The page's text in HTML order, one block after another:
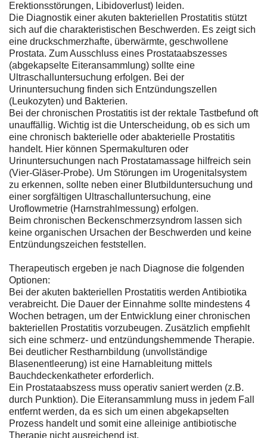
Erektionsstörungen, Libidoverlust) leiden.
Die Diagnostik einer akuten bakteriellen Prostatitis stützt
sich auf die charakteristischen Beschwerden. Es zeigt sich
eine druckschmerzhafte, überwärmte, geschwollene
Prostata. Zum Ausschluss eines Prostataabszesses
(abgekapselte Eiteransammlung) sollte eine
Ultraschalluntersuchung erfolgen. Bei der
Urinuntersuchung finden sich Entzündungszellen
(Leukozyten) und Bakterien.
Bei der chronischen Prostatitis ist der rektale Tastbefund oft
unauffällig. Wichtig ist die Unterscheidung, ob es sich um
eine chronisch bakterielle oder abakterielle Prostatitis
handelt. Hier können Spermakulturen oder
Urinuntersuchungen nach Prostatamassage hilfreich sein
(Vier-Gläser-Probe). Um Störungen im Urogenitalsystem
zu erkennen, sollte neben einer Blutbilduntersuchung und
einer sorgfältigen Ultraschalluntersuchung, eine
Uroflowmetrie (Harnstrahlmessung) erfolgen.
Beim chronischen Beckenschmerzsyndrom lassen sich
keine organischen Ursachen der Beschwerden und keine
Entzündungszeichen feststellen.
Therapeutisch ergeben je nach Diagnose die folgenden
Optionen:
Bei der akuten bakteriellen Prostatitis werden Antibiotika
verabreicht. Die Dauer der Einnahme sollte mindestens 4
Wochen betragen, um der Entwicklung einer chronischen
bakteriellen Prostatitis vorzubeugen. Zusätzlich empfiehlt
sich eine schmerz- und entzündungshemmende Therapie.
Bei deutlicher Restharnbildung (unvollständige
Blasenentleerung) ist eine Harnableitung mittels
Bauchdeckenkatheter erforderlich.
Ein Prostataabszess muss operativ saniert werden (z.B.
durch Punktion). Die Eiteransammlung muss in jedem Fall
entfernt werden, da es sich um einen abgekapselten
Prozess handelt und somit eine alleinige antibiotische
Therapie nicht ausreichend ist.